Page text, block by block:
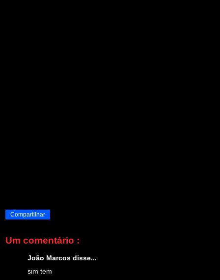
Compartilhar
Um comentário :
João Marcos disse...
sim tem